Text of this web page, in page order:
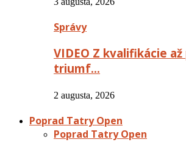
Správy
VIDEO Z kvalifikácie
triumf…
2 augusta, 2026
Poprad Tatry Open
Poprad Tatry Open